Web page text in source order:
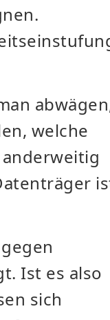
welche
Ist es also
sich